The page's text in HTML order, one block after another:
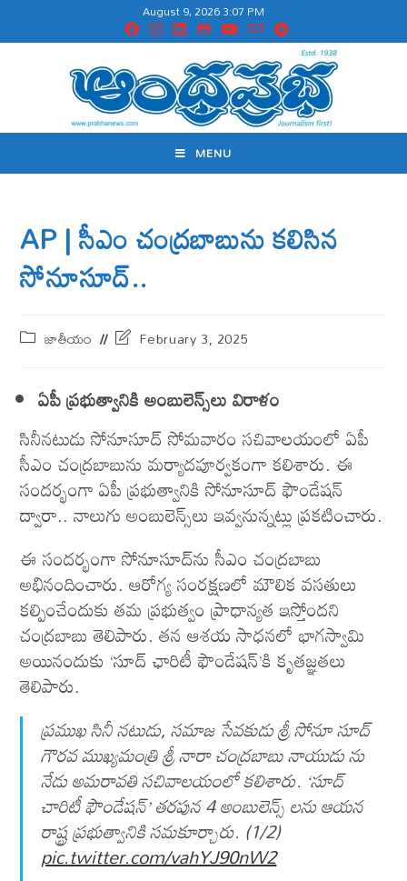
August 9, 2026 3:07 PM
MENU
AP | సీఎం చంద్రబాబును కలిసిన
సోనూసూద్‌..
జాతీయం February 3, 2025
ఏపీ ప్రభుత్వానికి అంబులెన్స్‌లు విరాళం
సినీనటుడు సోనూసూద్ సోమవారం సచివాలయంలో ఏపీ
సీఎం చంద్రబాబును మర్యాదపూర్వకంగా కలిశారు. ఈ
సందర్భంగా ఏపీ ప్రభుత్వానికి సోనూసూద్ ఫౌండేషన్
ద్వారా.. నాలుగు అంబులెన్స్‌లు ఇవ్వనున్నట్లు ప్రకటించారు.
ఈ సందర్భంగా సోనూసూద్‌ను సీఎం చంద్రబాబు
అభినందించారు. ఆరోగ్య సంరక్షణలో మౌలిక వసతులు
కల్పించేందుకు తమ ప్రభుత్వం ప్రాధాన్యత ఇస్తోందని
చంద్రబాబు తెలిపారు. తన ఆశయ సాధనలో భాగస్వామి
అయినందుకు ‘సూద్ ఛారిటీ ఫౌండేషన్’కి కృతజ్ఞతలు
తెలిపారు.
ప్రముఖ సినీ నటుడు, సమాజ సేవకుడు శ్రీ సోనూ సూద్
గౌరవ ముఖ్యమంత్రి శ్రీ నారా చంద్రబాబు నాయుడు ను
నేడు అమరావతి సచివాలయంలో కలిశారు. ‘సూద్
చారిటీ ఫౌండేషన్‌’ తరపున 4 అంబులెన్స్ లను ఆయన
రాష్ట్ర ప్రభుత్వానికి సమకూర్చారు. (1/2)
pic.twitter.com/vahYJ90nW2